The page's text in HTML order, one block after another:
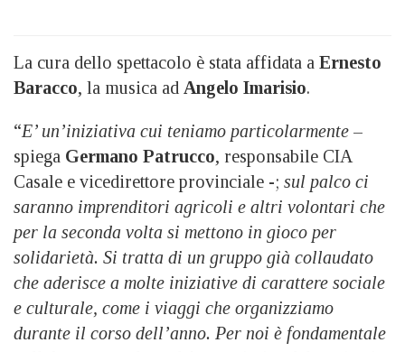
La cura dello spettacolo è stata affidata a Ernesto
Baracco, la musica ad Angelo Imarisio.
“E’ un’iniziativa cui teniamo particolarmente –
spiega Germano Patrucco, responsabile CIA
Casale e vicedirettore provinciale -; sul palco ci
saranno imprenditori agricoli e altri volontari che
per la seconda volta si mettono in gioco per
solidarietà. Si tratta di un gruppo già collaudato
che aderisce a molte iniziative di carattere sociale
e culturale, come i viaggi che organizziamo
durante il corso dell’anno. Per noi è fondamentale